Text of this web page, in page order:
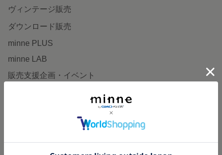
ヴィンテージ販売
ダウンロード販売
minne PLUS
minne LAB
販売支援企画・イベント
minneとものづくりと